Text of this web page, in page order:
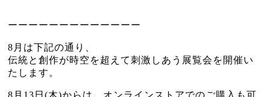
ーーーーーーーーーーーーー
8月は下記の通り、
伝統と創作が時空を超えて刺激しあう展覧会を開催い
たします。
8月13日(木)からは、オンラインストアでのご購入も可